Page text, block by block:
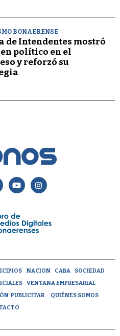
BONAERENSE
de Intendentes mostró
político en el
y reforzó su
NACION CABA
SOCIEDAD
VENTANA EMPRESARIAL
PUBLICITAR
QUIÉNES SOMOS